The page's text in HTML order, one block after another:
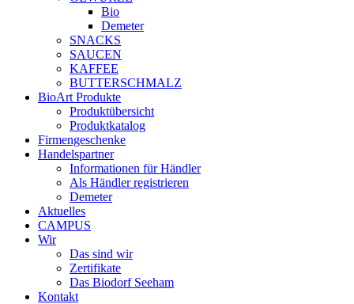
Bio
Demeter
SNACKS
SAUCEN
KAFFEE
BUTTERSCHMALZ
BioArt Produkte
Produktübersicht
Produktkatalog
Firmengeschenke
Handelspartner
Informationen für Händler
Als Händler registrieren
Demeter
Aktuelles
CAMPUS
Wir
Das sind wir
Zertifikate
Das Biodorf Seeham
Kontakt